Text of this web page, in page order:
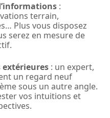
:
terrain,
Plus vous disposez
serez en mesure de
extérieures : un expert,
un regard neuf
sous un autre angle.
vos intuitions et